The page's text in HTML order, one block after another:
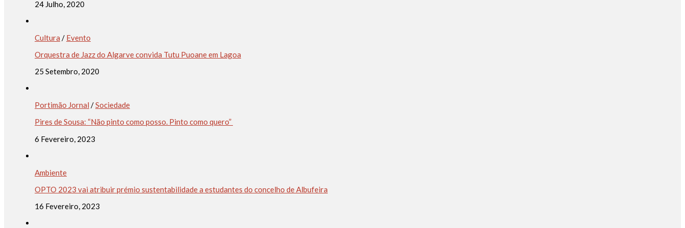
24 Julho, 2020
Cultura / Evento
Orquestra de Jazz do Algarve convida Tutu Puoane em Lagoa
25 Setembro, 2020
Portimão Jornal /Sociedade
Pires de Sousa: “Não pinto como posso. Pinto como quero”
6 Fevereiro, 2023
Ambiente
OPTO 2023 vai atribuir prémio sustentabilidade a estudantes do concelho de Albufeira
16 Fevereiro, 2023